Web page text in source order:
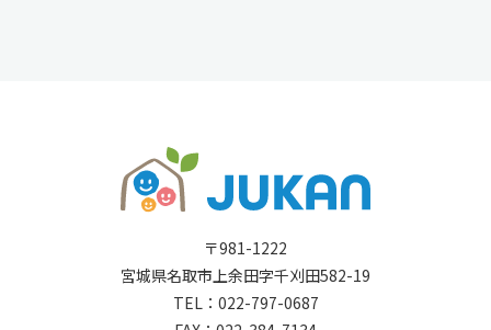
〒981-1222
宮城県名取市上余田字千刈田582-19
TEL： 022-797-0687